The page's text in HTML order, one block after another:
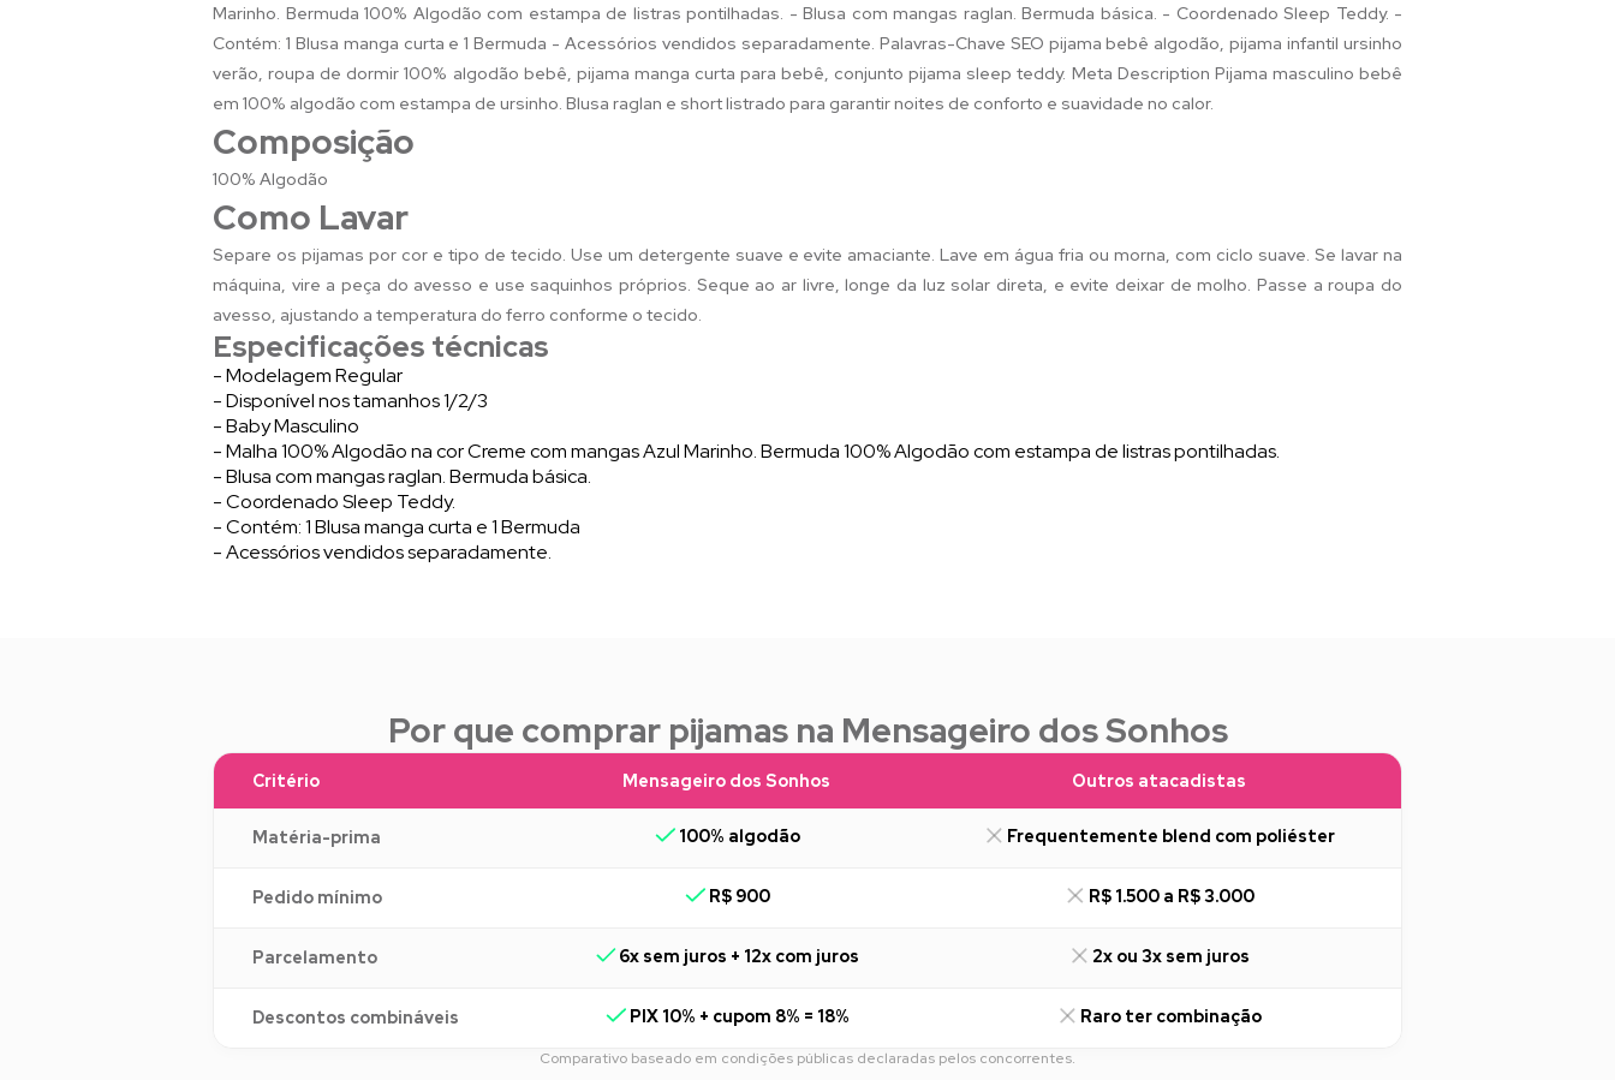
Marinho. Bermuda 100% Algodão com estampa de listras pontilhadas. - Blusa com mangas raglan. Bermuda básica. - Coordenado Sleep Teddy. -
Contém: 1 Blusa manga curta e 1 Bermuda - Acessórios vendidos separadamente. Palavras-Chave SEO pijama bebê algodão, pijama infantil ursinho
verão, roupa de dormir 100% algodão bebê, pijama manga curta para bebê, conjunto pijama sleep teddy. Meta Description Pijama masculino bebê
em 100% algodão com estampa de ursinho. Blusa raglan e short listrado para garantir noites de conforto e suavidade no calor.
Composição
100% Algodão
Como Lavar
Separe os pijamas por cor e tipo de tecido. Use um detergente suave e evite amaciante. Lave em água fria ou morna, com ciclo suave. Se lavar na
máquina, vire a peça do avesso e use saquinhos próprios. Seque ao ar livre, longe da luz solar direta, e evite deixar de molho. Passe a roupa do
avesso, ajustando a temperatura do ferro conforme o tecido.
Especificações técnicas
- Modelagem Regular
- Disponível nos tamanhos 1/2/3
- Baby Masculino
- Malha 100% Algodão na cor Creme com mangas Azul Marinho. Bermuda 100% Algodão com estampa de listras pontilhadas.
- Blusa com mangas raglan. Bermuda básica.
- Coordenado Sleep Teddy.
- Contém: 1 Blusa manga curta e 1 Bermuda
- Acessórios vendidos separadamente.
Por que comprar pijamas na Mensageiro dos Sonhos
Critério Mensageiro dos Sonhos Outros atacadistas
Matéria-prima 100% algodão Frequentemente blend com poliéster
Pedido mínimo R$ 900 R$ 1.500 a R$ 3.000
Parcelamento 6x sem juros + 12x com juros 2x ou 3x sem juros
Descontos combináveis PIX 10% + cupom 8% = 18% Raro ter combinação
Comparativo baseado em condições públicas declaradas pelos concorrentes.